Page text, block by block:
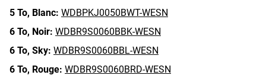
5 To, Blanc: WDBPKJ0050BWT-WESN
6 To, Noir: WDBR9S0060BBK-WESN
6 To, Sky: WDBR9S0060BBL-WESN
6 To, Rouge: WDBR9S0060BRD-WESN